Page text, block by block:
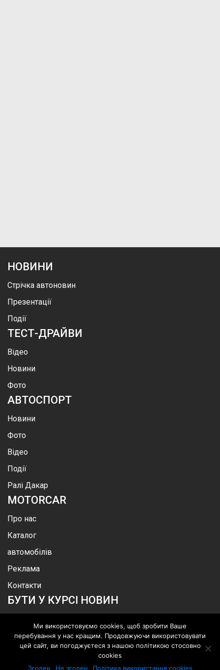
НОВИНИ
Стрічка автоновин
Презентації
Події
ТЕСТ-ДРАЙВИ
Відео
Новини
Фото
АВТОСПОРТ
Новини
Фото
Відео
Події
Ралі Дакар
MOTORCAR
Про нас
Каталог
автомобілів
Реклама
Контакти
БУТИ У КУРСІ НОВИН
.Всі права захищені
Ми використовуємо cookies, щоб зробити Ваше
перебування у нас кращим. Продовжуючи використовувати
цей сайт, ви погоджуєтеся з нашою політикою стосовно
cookies
Згоден
Не згоден Політика використання cookies